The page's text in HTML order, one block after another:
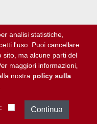
analisi statistiche,
l'uso. Puoi cancellare
sito, ma alcune parti del
maggiori informazioni,
nostra policy sulla